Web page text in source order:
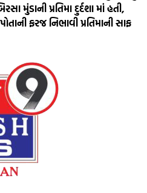
મુંડાની પ્રતિમા દુર્દશા માં હતી,
ફરજ નિભાવી પ્રતિમાની સાફ